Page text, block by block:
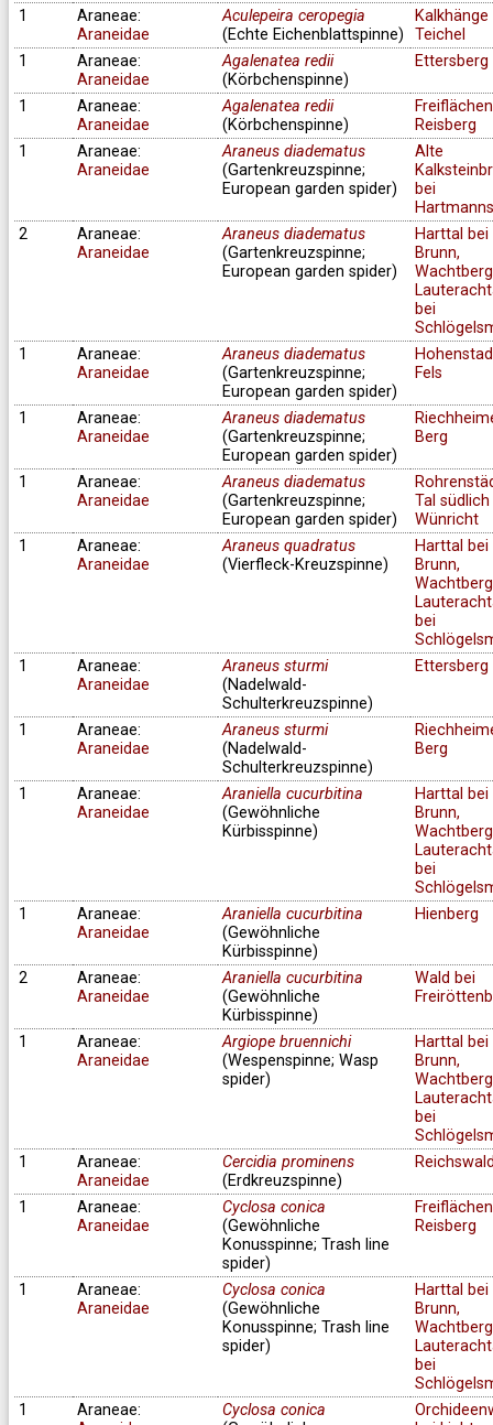
1
Araneae:
Araneidae
Aculepeira ceropegia
(Echte Eichenblattspinne)
Kalkhänge
Teichel
1
Araneae:
Araneidae
Agalenatea redii
(Körbchenspinne)
Ettersberg
1
Araneae:
Araneidae
Agalenatea redii
(Körbchenspinne)
Reisberg
1
Araneae:
Araneidae
Araneus diadematus
(Gartenkreuzspinne;
European garden spider)
Alte
bei
2
Araneae:
Araneidae
Araneus diadematus
(Gartenkreuzspinne;
European garden spider)
Harttal bei
Brunn,
bei
1
Araneae:
Araneidae
Araneus diadematus
(Gartenkreuzspinne;
European garden spider)
Fels
1
Araneae:
Araneidae
Araneus diadematus
(Gartenkreuzspinne;
European garden spider)
Berg
1
Araneae:
Araneidae
Araneus diadematus
(Gartenkreuzspinne;
European garden spider)
Tal
Wünricht
1
Araneae:
Araneidae
Araneus quadratus
(Vierfleck-Kreuzspinne)
Harttal bei
Brunn,
bei
1
Araneae:
Araneidae
Araneus sturmi
(Nadelwald-
Schulterkreuzspinne)
Ettersberg
1
Araneae:
Araneidae
Araneus sturmi
(Nadelwald-
Schulterkreuzspinne)
Berg
1
Araneae:
Araneidae
Araniella cucurbitina
(Gewöhnliche
Kürbisspinne)
Harttal bei
Brunn,
bei
1
Araneae:
Araneidae
Araniella cucurbitina
(Gewöhnliche
Kürbisspinne)
Hienberg
2
Araneae:
Araneidae
Araniella cucurbitina
(Gewöhnliche
Kürbisspinne)
Wald bei
1
Araneae:
Araneidae
Argiope bruennichi
(Wespenspinne; Wasp
spider)
Harttal bei
Brunn,
bei
1
Araneae:
Araneidae
Cercidia prominens
(Erdkreuzspinne)
1
Araneae:
Araneidae
Cyclosa conica
(Gewöhnliche
Konusspinne; Trash line
spider)
Reisberg
1
Araneae:
Araneidae
Cyclosa conica
(Gewöhnliche
Konusspinne; Trash line
spider)
Harttal bei
Brunn,
bei
1
Araneae:
Cyclosa conica